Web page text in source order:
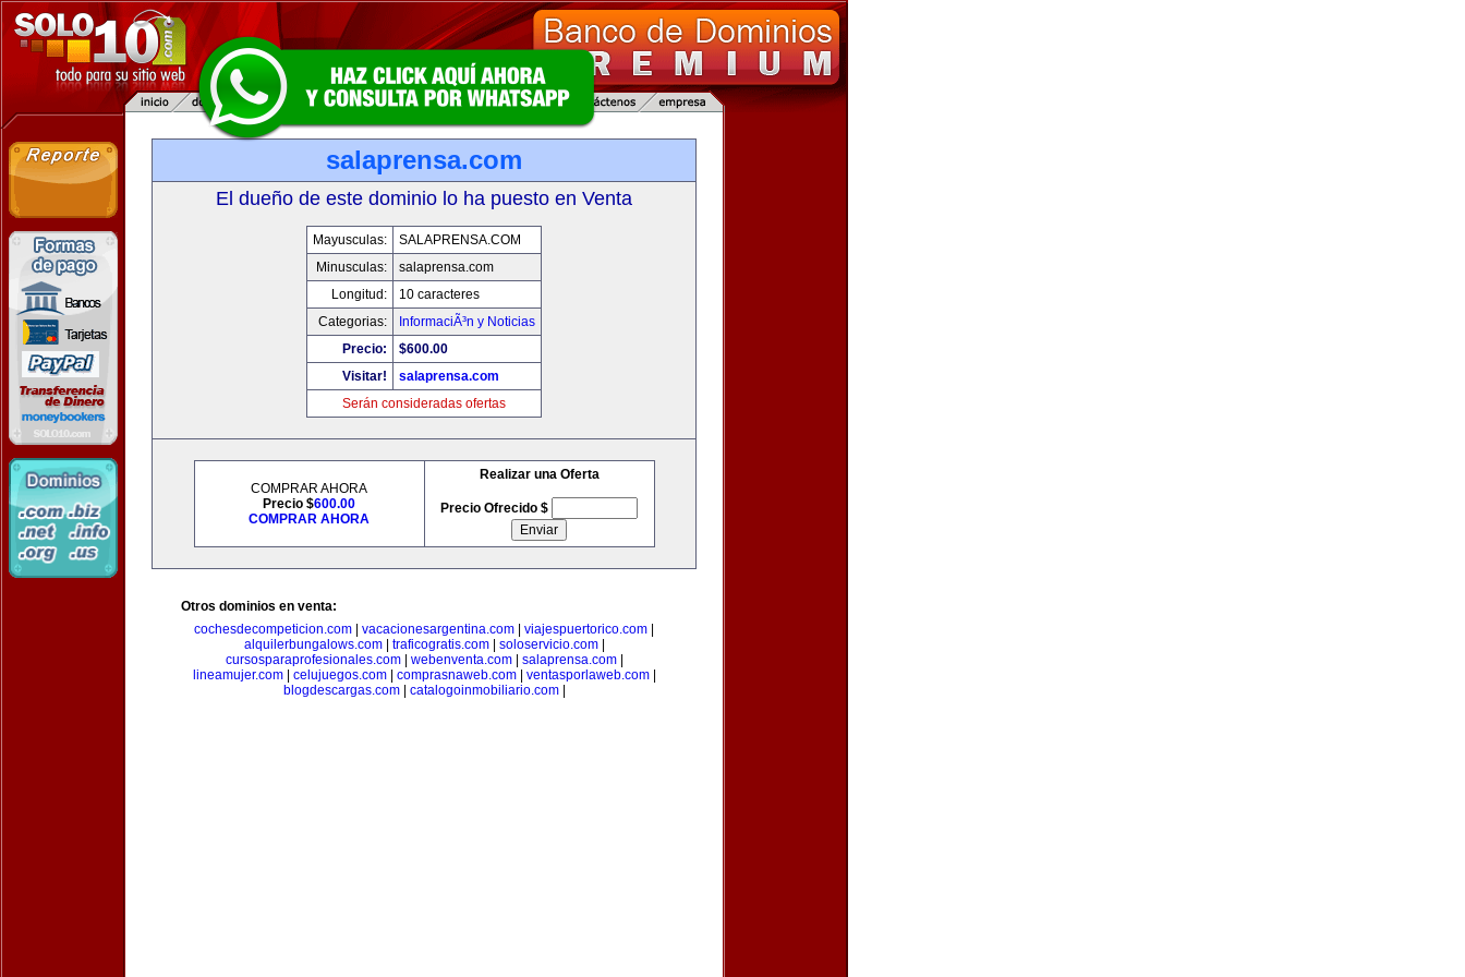
salaprensa.com
El dueño de este dominio lo ha puesto en Venta
Mayusculas:
SALAPRENSA.COM
Minusculas:
salaprensa.com
Longitud:
10 caracteres
Categorias:
InformaciÃ³n y Noticias
Precio:
$600.00
Visitar!
salaprensa.com
Serán consideradas ofertas
COMPRAR AHORA
Precio $600.00
COMPRAR AHORA
Realizar una Oferta
Precio Ofrecido $
Otros dominios en venta:
cochesdecompeticion.com
vacacionesargentina.com viajespuertorico.com
alquilerbungalows.com| traficogratis.com| soloservicio.com|
cursosparaprofesionales.com| webenventa.com| salaprensa.com|
lineamujer.com| celujuegos.com| comprasnaweb.com| ventasporlaweb.com|
blogdescargas.com| catalogoinmobiliario.com|